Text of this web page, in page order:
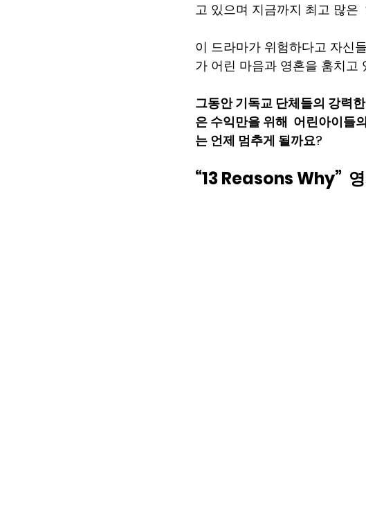
고 있으며 지금까지 최고 많은
이 드라마가 위험하다고 자신
가 어린 마음과 영혼을 훔치고
그동안 기독교 단체들의 강력
은 수익만을 위해  어린아이
는 언제 멈추게 될까요?
“13 Reasons Why”